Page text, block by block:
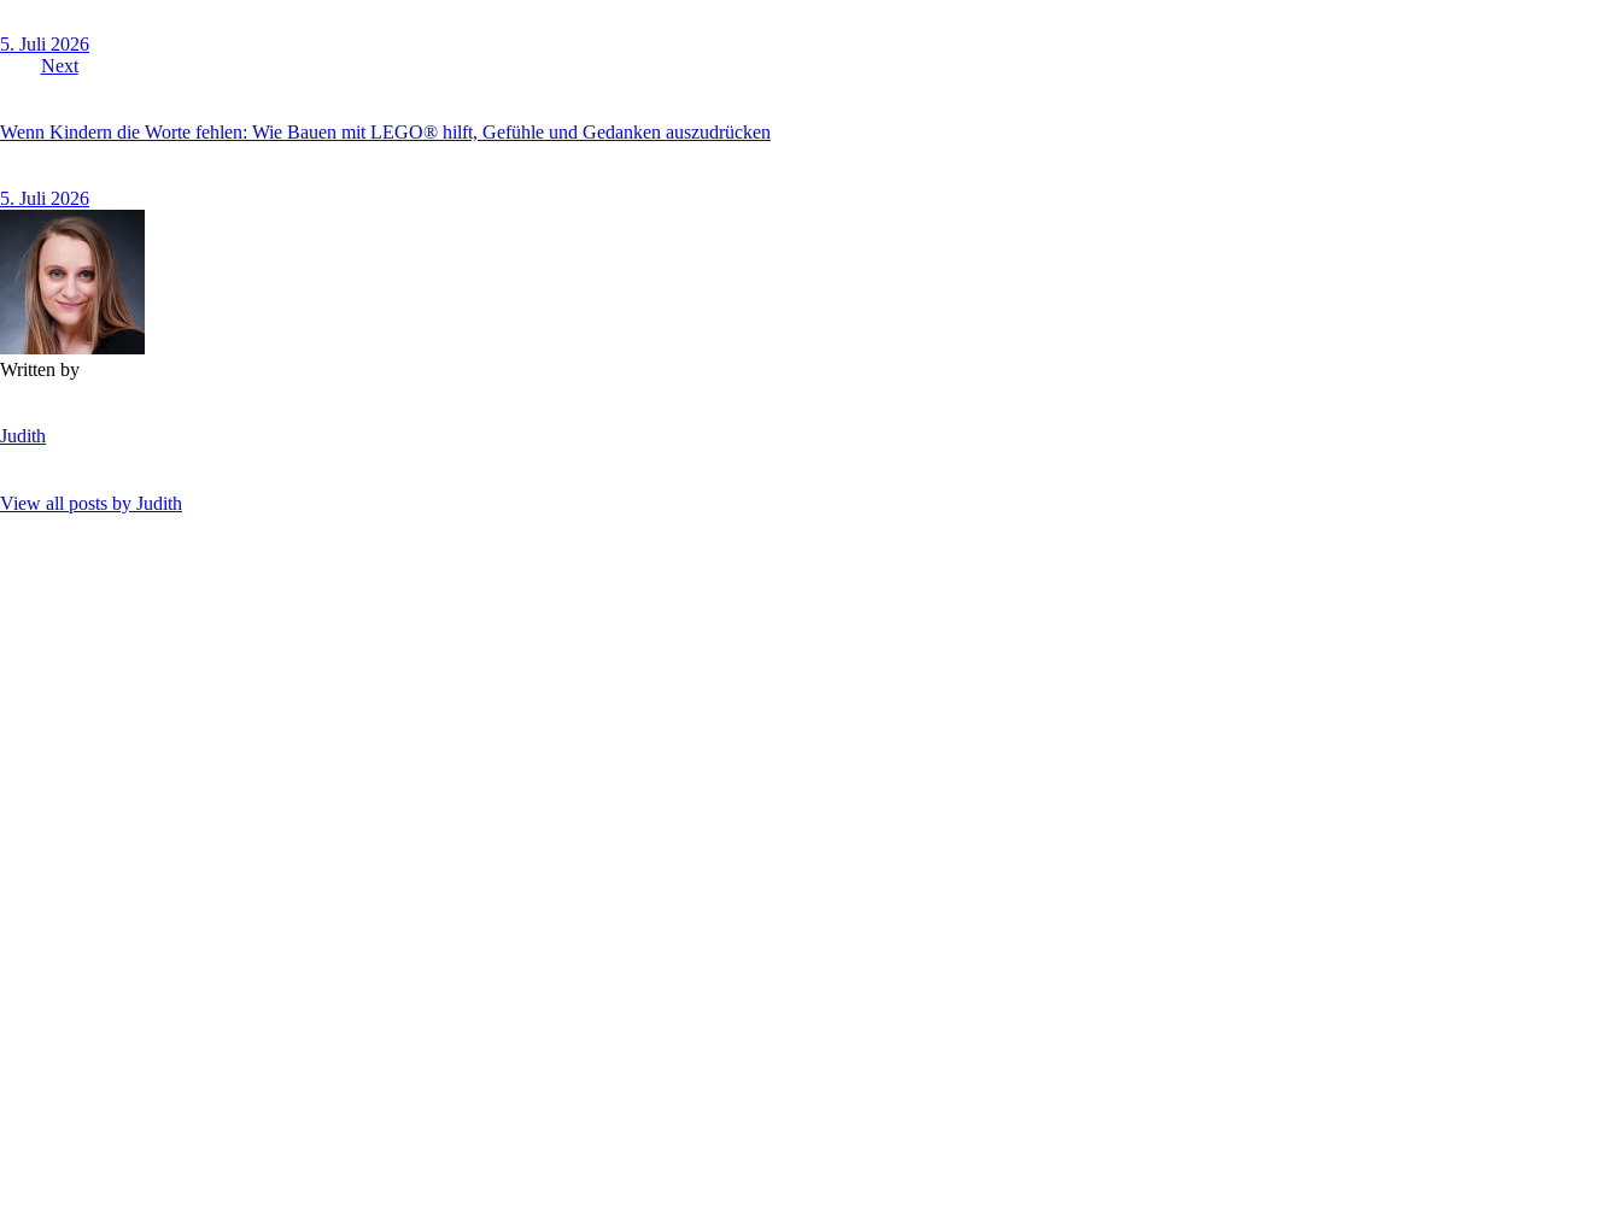
5. Juli 2026
Next
Wenn Kindern die Worte fehlen: Wie Bauen mit LEGO® hilft, Gefühle und Gedanken auszudrücken
5. Juli 2026
Written by
Judith
View all posts by Judith